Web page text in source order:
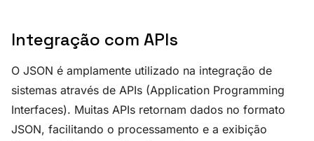
Integração com APIs
O JSON é amplamente utilizado na integração de
sistemas através de APIs (Application Programming
Interfaces). Muitas APIs retornam dados no formato
JSON, facilitando o processamento e a exibição